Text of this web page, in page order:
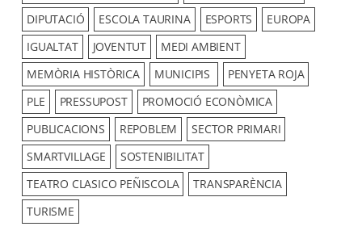
DIPUTACIÓ
ESCOLA TAURINA ESPORTS
EUROPA
IGUALTAT
JOVENTUT
MEDI AMBIENT
MEMÒRIA HISTÒRICA
MUNICIPIS
PENYETA ROJA
PLE
PRESSUPOST
PROMOCIÓ ECONÒMICA
PUBLICACIONS
REPOBLEM
SECTOR PRIMARI
SMARTVILLAGE
SOSTENIBILITAT
TEATRO CLASICO PEÑISCOLA
TRANSPARÈNCIA
TURISME